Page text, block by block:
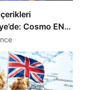
Cosmo EN
Player yayında